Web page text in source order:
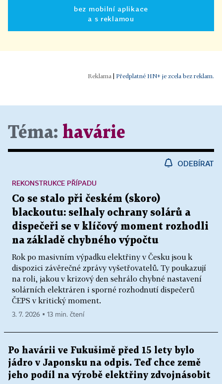
bez mobilní aplikace
a s reklamou
| Předplatné HN+ je zcela bez reklam.
Téma: havárie
ODEBÍRAT
Co se stalo při českém (skoro)
blackoutu: selhaly ochrany solárů a
dispečeři se v klíčový moment rozhodli
na základě chybného výpočtu
Rok po masivním výpadku elektřiny v Česku jsou k
dispozici závěrečné zprávy vyšetřovatelů. Ty poukazují
na roli, jakou v krizový den sehrálo chybné nastavení
solárních elektráren i sporné rozhodnutí dispečerů
ČEPS v kritický moment.
REKONSTRUKCE PŘÍPADU
3. 7. 2026 ▪ 13 min. čtení
Po havárii ve Fukušimě před 15 lety bylo
jádro v Japonsku na odpis. Teď chce země
jeho podíl na výrobě elektřiny zdvojnásobit